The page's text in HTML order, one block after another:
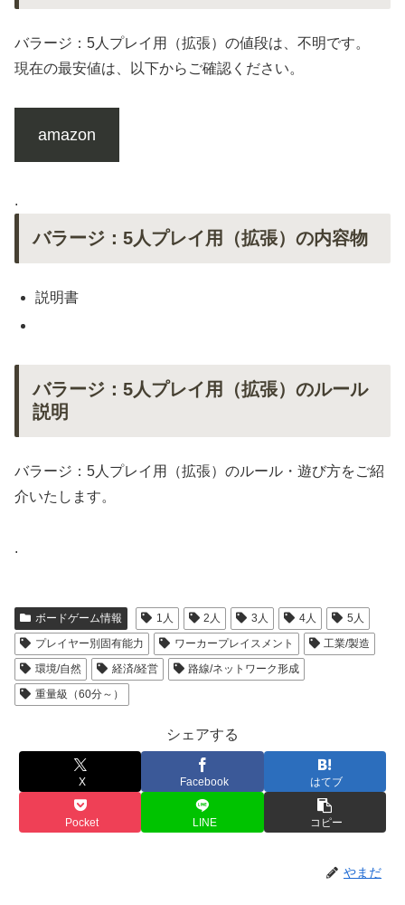
バラージ：5人プレイ用（拡張）の値段は、不明です。
現在の最安値は、以下からご確認ください。
amazon
.
バラージ：5人プレイ用（拡張）の内容物
説明書
バラージ：5人プレイ用（拡張）のルール
説明
バラージ：5人プレイ用（拡張）のルール・遊び方をご紹
介いたします。
.
ボードゲーム情報 1人 2人 3人 4人
5人
プレイヤー別固有能力
ワーカープレイスメント
工業/製造
環境/自然
経済/経営
路線/ネットワーク形成
重量級（60分～）
シェアする
X Facebook はてブ
Pocket LINE コピー
やまだ